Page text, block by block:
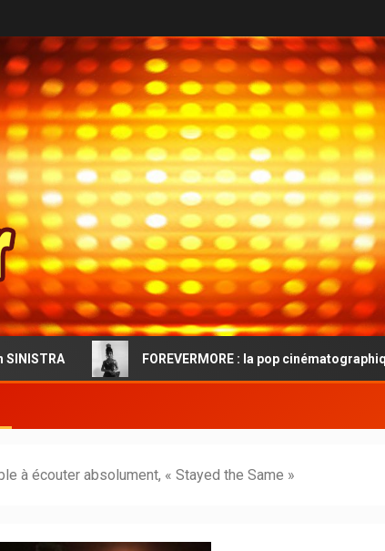
FOREVERMORE : la pop cinématographique et
à écouter absolument, « Stayed the Same »